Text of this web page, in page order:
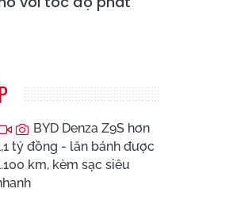
BYD Denza Z9S hơn
tỷ đồng - lăn bánh được
km, kèm sạc siêu